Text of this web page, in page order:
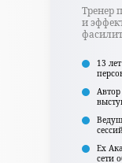
Тренер
и
13
Ex
сети